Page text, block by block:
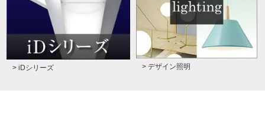
> iDシリーズ > デザイン照明